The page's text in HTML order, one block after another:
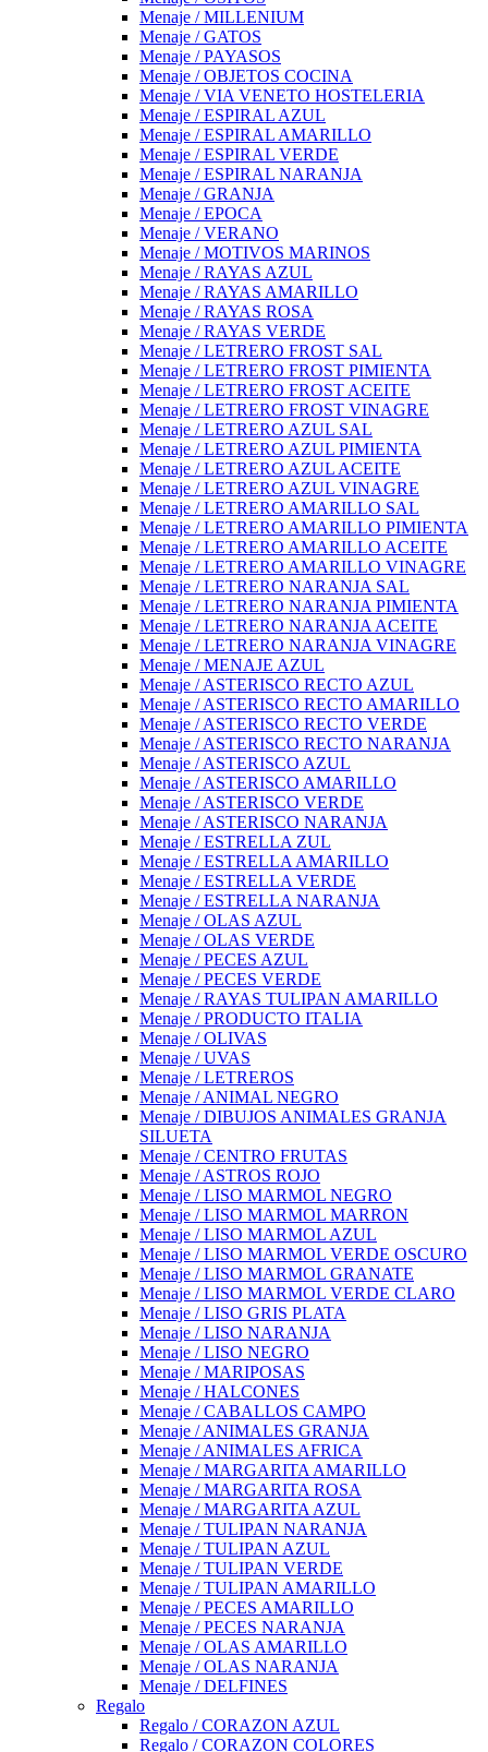
Menaje / MILLENIUM
Menaje / GATOS
Menaje / PAYASOS
Menaje / OBJETOS COCINA
Menaje / VIA VENETO HOSTELERIA
Menaje / ESPIRAL AZUL
Menaje / ESPIRAL AMARILLO
Menaje / ESPIRAL VERDE
Menaje / ESPIRAL NARANJA
Menaje / GRANJA
Menaje / EPOCA
Menaje / VERANO
Menaje / MOTIVOS MARINOS
Menaje / RAYAS AZUL
Menaje / RAYAS AMARILLO
Menaje / RAYAS ROSA
Menaje / RAYAS VERDE
Menaje / LETRERO FROST SAL
Menaje / LETRERO FROST PIMIENTA
Menaje / LETRERO FROST ACEITE
Menaje / LETRERO FROST VINAGRE
Menaje / LETRERO AZUL SAL
Menaje / LETRERO AZUL PIMIENTA
Menaje / LETRERO AZUL ACEITE
Menaje / LETRERO AZUL VINAGRE
Menaje / LETRERO AMARILLO SAL
Menaje / LETRERO AMARILLO PIMIENTA
Menaje / LETRERO AMARILLO ACEITE
Menaje / LETRERO AMARILLO VINAGRE
Menaje / LETRERO NARANJA SAL
Menaje / LETRERO NARANJA PIMIENTA
Menaje / LETRERO NARANJA ACEITE
Menaje / LETRERO NARANJA VINAGRE
Menaje / MENAJE AZUL
Menaje / ASTERISCO RECTO AZUL
Menaje / ASTERISCO RECTO AMARILLO
Menaje / ASTERISCO RECTO VERDE
Menaje / ASTERISCO RECTO NARANJA
Menaje / ASTERISCO AZUL
Menaje / ASTERISCO AMARILLO
Menaje / ASTERISCO VERDE
Menaje / ASTERISCO NARANJA
Menaje / ESTRELLA ZUL
Menaje / ESTRELLA AMARILLO
Menaje / ESTRELLA VERDE
Menaje / ESTRELLA NARANJA
Menaje / OLAS AZUL
Menaje / OLAS VERDE
Menaje / PECES AZUL
Menaje / PECES VERDE
Menaje / RAYAS TULIPAN AMARILLO
Menaje / PRODUCTO ITALIA
Menaje / OLIVAS
Menaje / UVAS
Menaje / LETREROS
Menaje / ANIMAL NEGRO
Menaje / DIBUJOS ANIMALES GRANJA
SILUETA
Menaje / CENTRO FRUTAS
Menaje / ASTROS ROJO
Menaje / LISO MARMOL NEGRO
Menaje / LISO MARMOL MARRON
Menaje / LISO MARMOL AZUL
Menaje / LISO MARMOL VERDE OSCURO
Menaje / LISO MARMOL GRANATE
Menaje / LISO MARMOL VERDE CLARO
Menaje / LISO GRIS PLATA
Menaje / LISO NARANJA
Menaje / LISO NEGRO
Menaje / MARIPOSAS
Menaje / HALCONES
Menaje / CABALLOS CAMPO
Menaje / ANIMALES GRANJA
Menaje / ANIMALES AFRICA
Menaje / MARGARITA AMARILLO
Menaje / MARGARITA ROSA
Menaje / MARGARITA AZUL
Menaje / TULIPAN NARANJA
Menaje / TULIPAN AZUL
Menaje / TULIPAN VERDE
Menaje / TULIPAN AMARILLO
Menaje / PECES AMARILLO
Menaje / PECES NARANJA
Menaje / OLAS AMARILLO
Menaje / OLAS NARANJA
Menaje / DELFINES
Regalo
Regalo / CORAZON AZUL
Regalo / CORAZON COLORES